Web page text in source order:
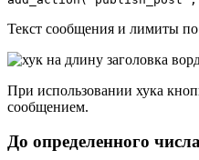
Текст сообщения и лимиты по
При использовании хука
сообщением.
До определенного